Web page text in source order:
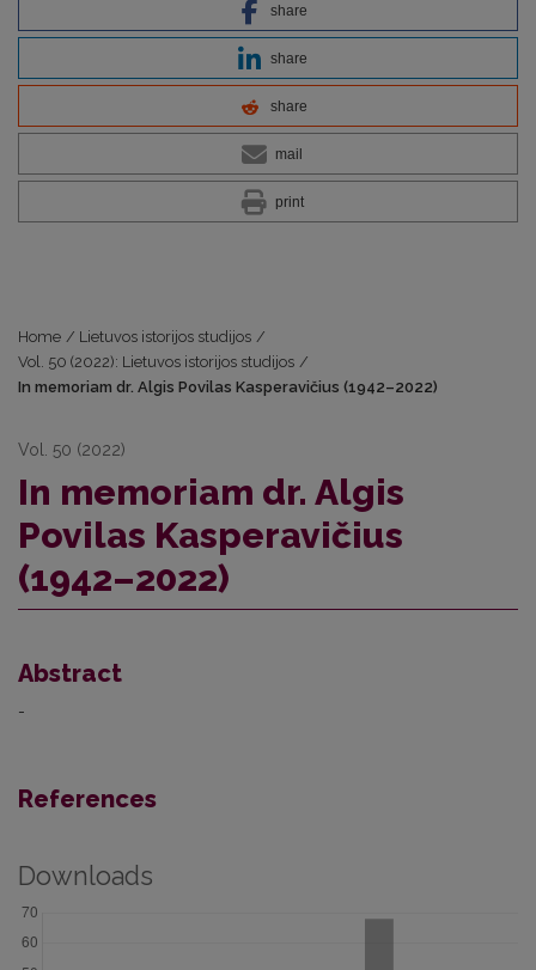
share
share
share
mail
print
Home / Lietuvos istorijos studijos /
Vol. 50 (2022): Lietuvos istorijos studijos /
In memoriam dr. Algis Povilas Kasperavičius (1942–2022)
Vol. 50 (2022)
In memoriam dr. Algis
Povilas Kasperavičius
(1942–2022)
Abstract
-
References
Downloads